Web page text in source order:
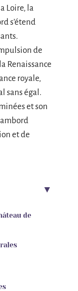
Loire, la
s’étend
de
Renaissance
royale,
sans égal.
et son
et de
de